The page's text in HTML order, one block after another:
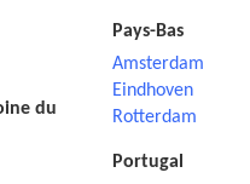
du
Pays-Bas
Amsterdam
Eindhoven
Rotterdam
Portugal